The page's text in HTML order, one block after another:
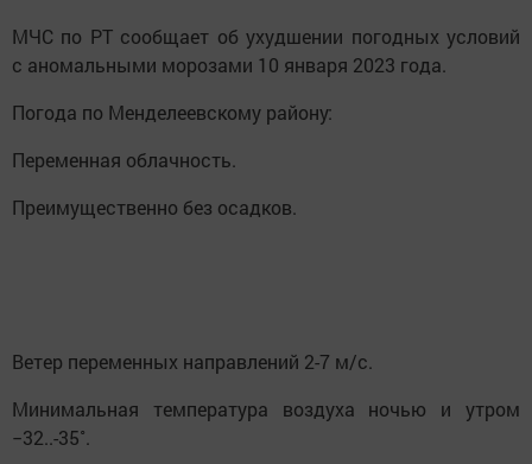
МЧС по РТ сообщает об ухудшении погодных условий
с аномальными морозами 10 января 2023 года.
Погода по Менделеевскому району:
Переменная облачность.
Преимущественно без осадков.
Ветер переменных направлений 2-7 м/с.
Минимальная температура воздуха ночью и утром
−32..-35˚.